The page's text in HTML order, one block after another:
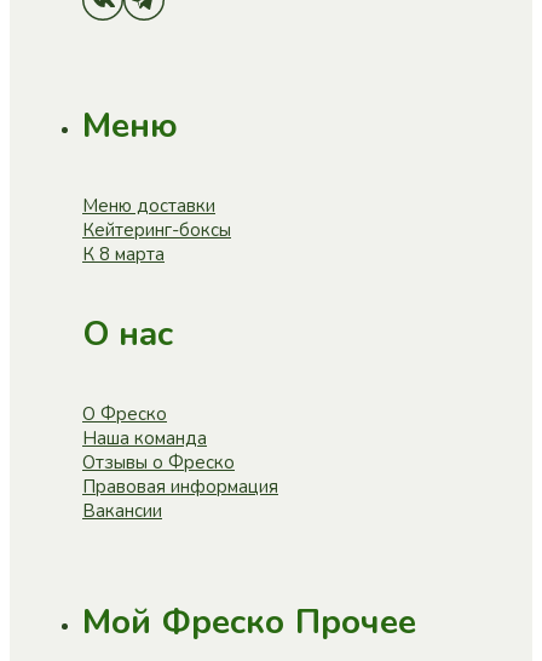
Меню
Меню доставки
Кейтеринг-боксы
К 8 марта
О нас
О Фреско
Наша команда
Отзывы о Фреско
Правовая информация
Вакансии
Мой Фреско Прочее